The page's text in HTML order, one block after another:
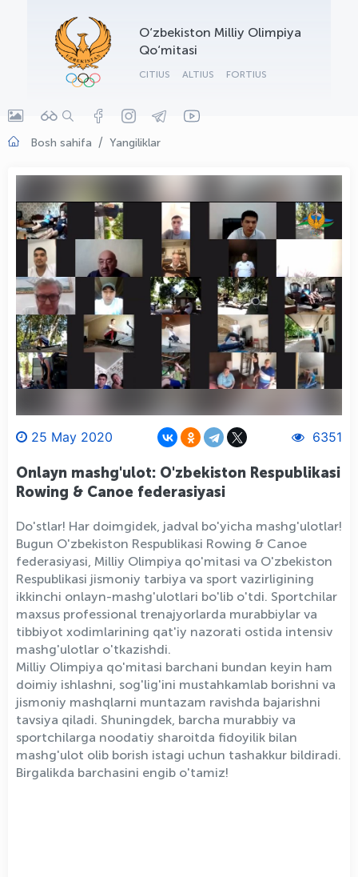
O‘zbekiston Milliy Olimpiya
Qo‘mitasi
CITIUS ALTIUS FORTIUS
Bosh sahifa Yangiliklar
25 May 2020 6351
Onlayn mashg'ulot: O'zbekiston Respublikasi
Rowing & Canoe federasiyasi
Do'stlar! Har doimgidek, jadval bo'yicha mashg'ulotlar!
Bugun O'zbekiston Respublikasi Rowing & Canoe
federasiyasi, Milliy Olimpiya qo'mitasi va O'zbekiston
Respublikasi jismoniy tarbiya va sport vazirligining
ikkinchi onlayn-mashg'ulotlari bo'lib o'tdi. Sportchilar
maxsus professional trenajyorlarda murabbiylar va
tibbiyot xodimlarining qat'iy nazorati ostida intensiv
mashg'ulotlar o'tkazishdi.
Milliy Olimpiya qo'mitasi barchani bundan keyin ham
doimiy ishlashni, sog'lig'ini mustahkamlab borishni va
jismoniy mashqlarni muntazam ravishda bajarishni
tavsiya qiladi. Shuningdek, barcha murabbiy va
sportchilarga noodatiy sharoitda fidoyilik bilan
mashg'ulot olib borish istagi uchun tashakkur bildiradi.
Birgalikda barchasini engib o'tamiz!
OLYMPCHIK AI - yordamchi
Onlayn · olympic.uz